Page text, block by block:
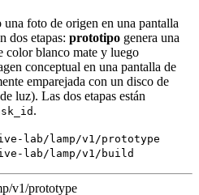
foto de origen en una pantalla
dos etapas: prototipo genera una
color blanco mate y luego
conceptual en una pantalla de
emparejada con un disco de
luz). Las dos etapas están
.
lab/lamp/v1/prototype
lab/lamp/v1/build
v1/prototype